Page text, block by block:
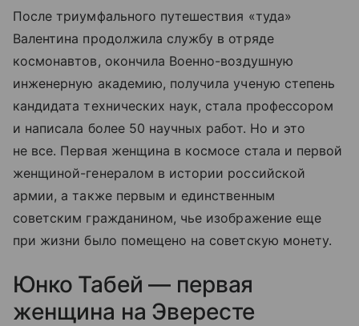
После триумфального путешествия «туда»
Валентина продолжила службу в отряде
космонавтов, окончила Военно-воздушную
инженерную академию, получила ученую степень
кандидата технических наук, стала профессором
и написала более 50 научных работ. Но и это
не все. Первая женщина в космосе стала и первой
женщиной-генералом в истории российской
армии, а также первым и единственным
советским гражданином, чье изображение еще
при жизни было помещено на советскую монету.
Юнко Табей — первая
женщина на Эвересте